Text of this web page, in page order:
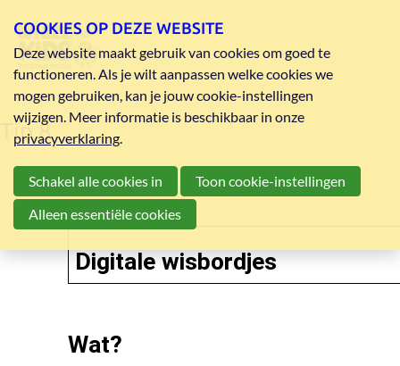
Tip 8
COOKIES OP DEZE WEBSITE
Deze website maakt gebruik van cookies om goed te
functioneren. Als je wilt aanpassen welke cookies we
mogen gebruiken, kan je jouw cookie-instellingen
wijzigen. Meer informatie is beschikbaar in onze
privacyverklaring.
Schakel alle cookies in
Toon cookie-instellingen
Alleen essentiële cookies